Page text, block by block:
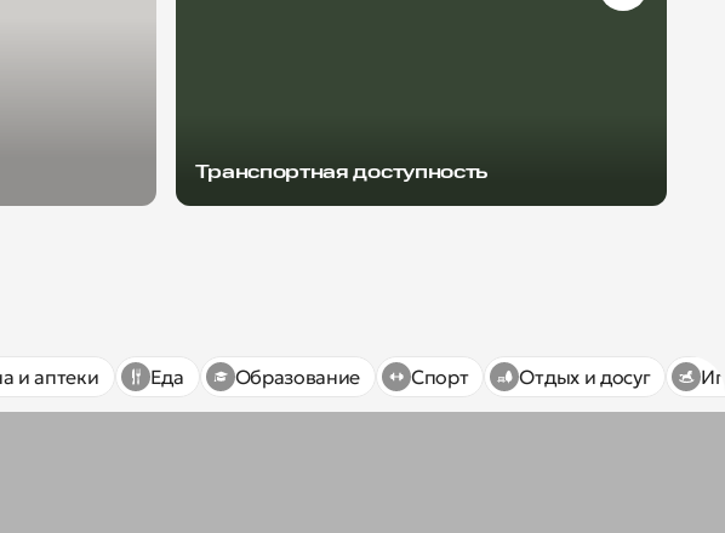
Транспортная доступность
и аптеки Еда Образование Спорт Отдых и досуг